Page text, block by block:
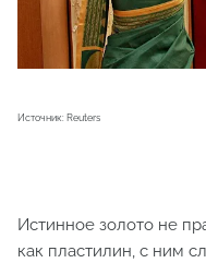
Источник: Reuters
Истинное золото не
как пластилин, с ним